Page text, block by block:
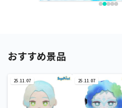
おすすめ景品
25.11.07 25.11.07